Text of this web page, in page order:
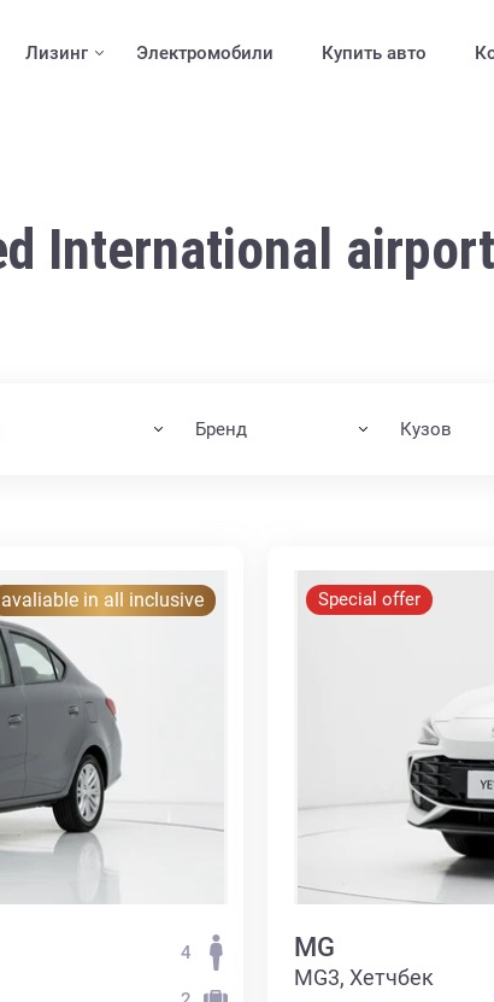
Лизинг Электромобили Купить авто
International airport
Бренд Кузов
avaliable in all inclusive
4
Special offer
MG
MG3, Хетчбек